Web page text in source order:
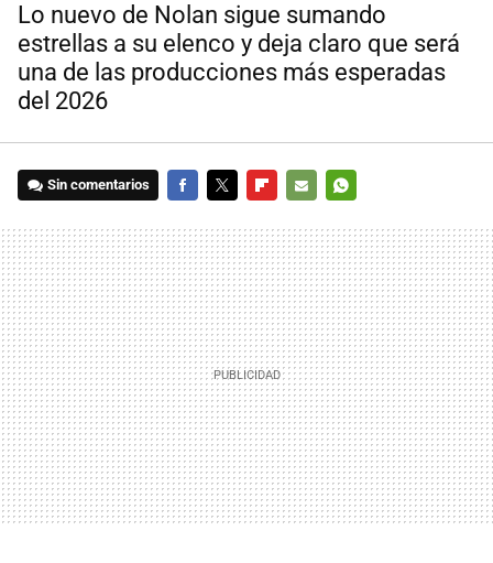
Lo nuevo de Nolan sigue sumando
estrellas a su elenco y deja claro que será
una de las producciones más esperadas
del 2026
Sin comentarios
MAIL